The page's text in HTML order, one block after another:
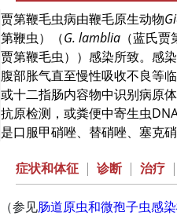
贾第鞭毛虫病由鞭毛原生动物
第鞭虫）（G. lamblia （蓝氏贾
贾第鞭毛虫））感染所致。感
腹部胀气直至慢性吸收不良等
或十二指肠内容物中识别病原
抗原检测，或粪便中寄生虫
是口服甲硝唑、替硝唑、塞克硝
症状和体征 | 诊断 | 治疗 |
（参见肠道原虫和微孢子虫感